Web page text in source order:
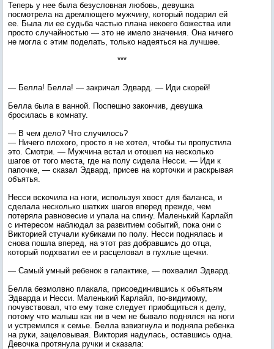
Теперь у нее была безусловная любовь, девушка
посмотрела на дремлющего мужчину, который подарил ей
ее. Была ли ее судьба частью плана некоего божества или
просто случайностью — это не имело значения. Она ничего
не могла с этим поделать, только надеяться на лучшее.
***
— Белла! Белла! — закричал Эдвард. — Иди скорей!
Белла была в ванной. Поспешно закончив, девушка
бросилась в комнату.
— В чем дело? Что случилось?
— Ничего плохого, просто я не хотел, чтобы ты пропустила
это. Смотри. — Мужчина встал и отошел на несколько
шагов от того места, где на полу сидела Несси. — Иди к
папочке, — сказал Эдвард, присев на корточки и раскрывая
объятья.
Несси вскочила на ноги, используя хвост для баланса, и
сделала несколько шатких шагов вперед прежде, чем
потеряла равновесие и упала на спину. Маленький Карлайл
с интересом наблюдал за развитием событий, пока они с
Викторией стучали кубиками по полу. Несси поднялась и
снова пошла вперед, на этот раз добравшись до отца,
который подхватил ее и расцеловал в пухлые щечки.
— Самый умный ребенок в галактике, — похвалил Эдвард.
Белла безмолвно плакала, присоединившись к объятьям
Эдварда и Несси. Маленький Карлайл, по-видимому,
почувствовал, что ему тоже следует приобщиться к делу,
потому что малыш как ни в чем не бывало поднялся на ноги
и устремился к семье. Белла взвизгнула и подняла ребенка
на руки, зацеловывая. Виктория надулась, оставшись одна.
Девочка протянула ручки и сказала: